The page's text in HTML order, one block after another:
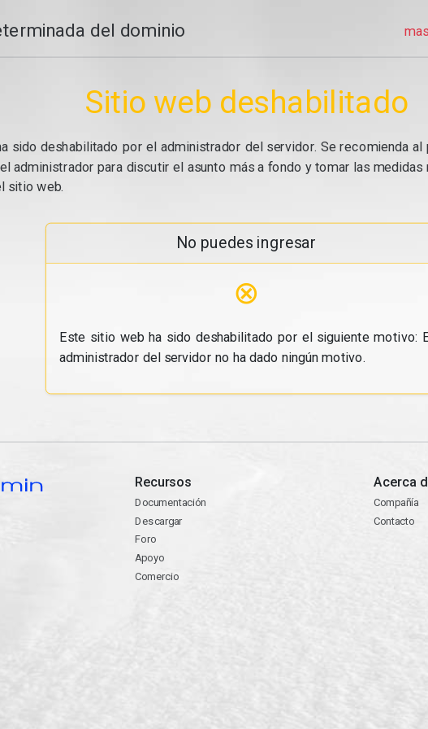
del dominio
Sitio web deshabilitado
sido deshabilitado por el administrador del servidor. Se recomienda
administrador para discutir el asunto más a fondo y tomar las medidas
sitio web.
No puedes ingresar
⊗
Este sitio web ha sido deshabilitado por el siguiente motivo:
administrador del servidor no ha dado ningún motivo.
Recursos
Documentación
Descargar
Foro
Apoyo
Comercio
Acerca
Compañía
Contacto